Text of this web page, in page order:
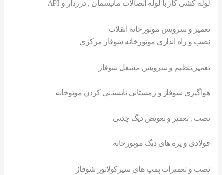
لوله کشی گاز با لوله اتصالات مانیسمان , درزدار و API
تعمیر و سرویس موتورخانه انقلاب
نصب و راه اندازی موتورخانه شوفاژ مرکزی
تعمیر,تنظیم و سرویس مشعل شوفاژ
هواگیری شوفاژ و زمستانی تابستانی کردن موتوخانه
نصب , تعمیر و تعویض دیگ چدنی
فولادی و پره های دیگ موتورخانه
نصب و تعمیرات پمپ های سیرکولاتور شوفاژ